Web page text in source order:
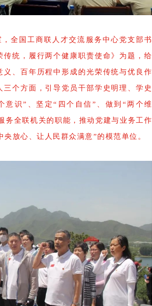
全国工商联人才交流服务中心党支部书
统，履行两个健康职责使命》为题，给
、百年历程中形成的光荣传统与优良作
个方面，引导党员干部学史明理、学史
意识”、坚定“四个自信”、做到“两个维
务全联机关的职能，推动党建与业务工作
放心、让人民群众满意”的模范单位。